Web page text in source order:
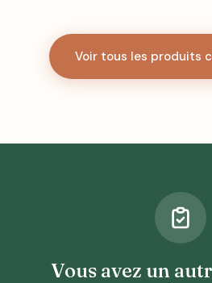
Voir tous les produits
Vous avez un